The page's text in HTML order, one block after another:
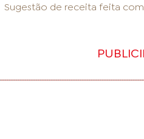
Sugestão de receita feita com